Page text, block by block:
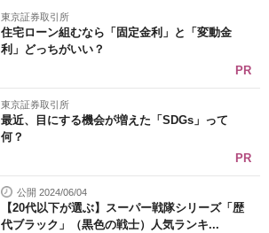
東京証券取引所
住宅ローン組むなら「固定金利」と「変動金
利」どっちがいい？
PR
東京証券取引所
最近、目にする機会が増えた「SDGs」って
何？
PR
公開 2024/06/04
【20代以下が選ぶ】スーパー戦隊シリーズ「歴
代ブラック」（黒色の戦士）人気ランキ...